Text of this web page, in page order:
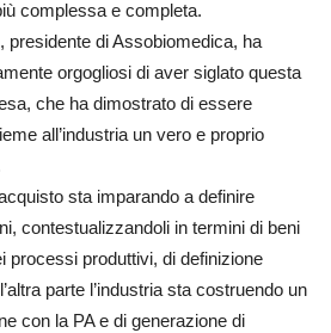
complessa e completa.
presidente di Assobiomedica, ha
orgogliosi di aver siglato questa
che ha dimostrato di essere
all’industria un vero e proprio
sta imparando a definire
contestualizzandoli in termini di beni
processi produttivi, di definizione
parte l’industria sta costruendo un
con la PA e di generazione di